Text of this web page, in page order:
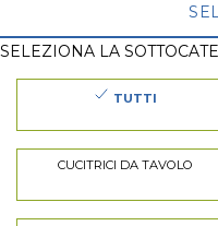
SELEZIONA LA
TUTTI
CUCITRICI DA TAVOLO